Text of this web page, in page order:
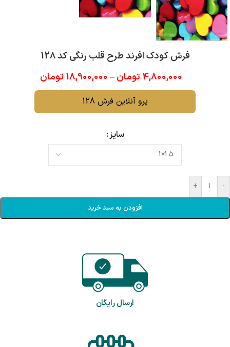
فرش کودک افرند طرح قلب رنگی کد 128
4,800,000 تومان–
18,900,000 تومان
پرو آنلاین فرش 128
سایز
-
+
افزودن به سبد خرید
ارسال رایگان